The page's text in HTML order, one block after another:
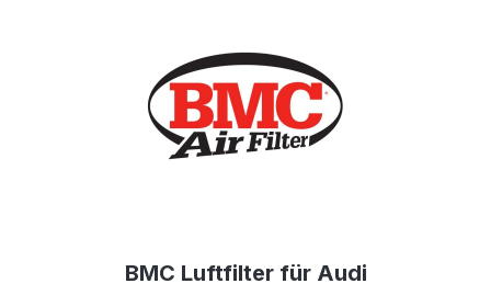
BMC Luftfilter für Audi